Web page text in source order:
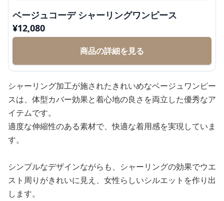
ベージュコーデ シャーリングワンピース
¥12,080
商品の詳細を見る
シャーリング加工が施されたきれいめなベージュワンピー
スは、体型カバー効果と着心地の良さを両立した優秀なア
イテムです。
適度な伸縮性のある素材で、快適な着用感を実現していま
す。
シンプルなデザインながらも、シャーリングの効果でウエ
スト周りがきれいに見え、女性らしいシルエットを作り出
します。